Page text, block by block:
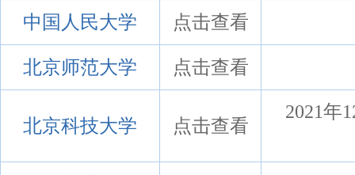
中国人民大学 点击查看
北京师范大学 点击查看
北京科技大学 点击查看
2021年